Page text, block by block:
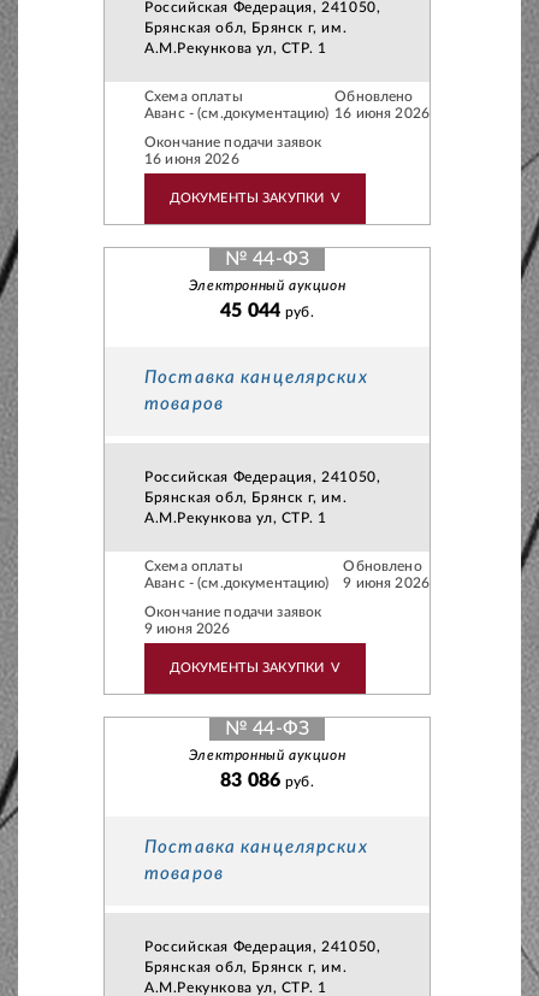
Российская Федерация, 241050,
Брянская обл, Брянск г, им.
А.М.Рекункова ул, СТР. 1
Схема оплаты
Аванс - (см.документацию)
Обновлено
16 июня 2026
Окончание подачи заявок
16 июня 2026
ДОКУМЕНТЫ ЗАКУПКИ V
№ 44-ФЗ
Электронный аукцион
45 044руб.
Поставка канцелярских
товаров
Российская Федерация, 241050,
Брянская обл, Брянск г, им.
А.М.Рекункова ул, СТР. 1
Схема оплаты
Аванс - (см.документацию)
Обновлено
9 июня 2026
Окончание подачи заявок
9 июня 2026
ДОКУМЕНТЫ ЗАКУПКИ V
№ 44-ФЗ
Электронный аукцион
83 086руб.
Поставка канцелярских
товаров
Российская Федерация, 241050,
Брянская обл, Брянск г, им.
А.М.Рекункова ул, СТР. 1